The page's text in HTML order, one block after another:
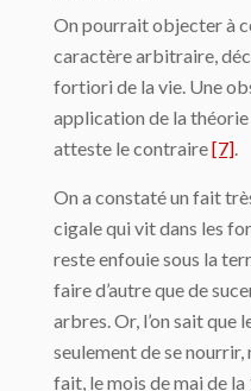
On pourrait objecter à
caractère arbitraire,
fortiori de la vie. Une
application de la
atteste le contraire[7].
On a constaté un fait
cigale qui vit dans les
reste enfouie sous la
faire d’autre que de
arbres. Or, l’on sait que
seulement de se
fait, le mois de mai de la